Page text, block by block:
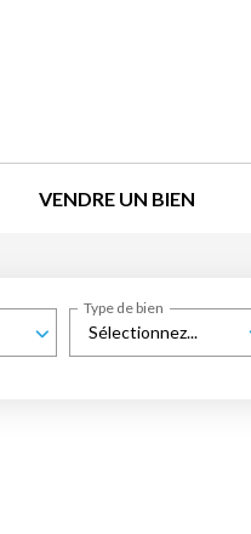
VENDRE UN BIEN
Sélectionnez...
Type de bien